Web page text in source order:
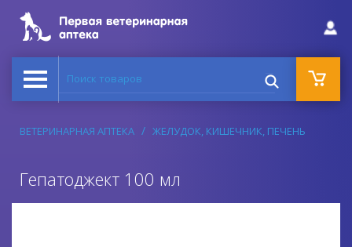
Поиск товаров
ВЕТЕРИНАРНАЯ АПТЕКА ЖЕЛУДОК, КИШЕЧНИК, ПЕЧЕНЬ
Гепатоджект 100 мл